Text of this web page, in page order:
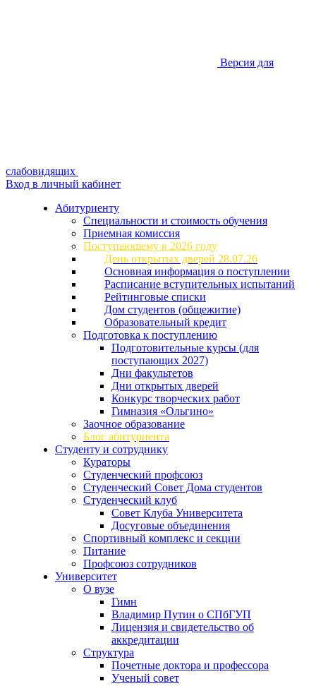
Версия для
слабовидящих
Вход в личный кабинет
Абитуриенту
Специальности и стоимость обучения
Приемная комиссия
Поступающему в 2026 году
День открытых дверей 28.07.26
Основная информация о поступлении
Расписание вступительных испытаний
Рейтинговые списки
Дом студентов (общежитие)
Образовательный кредит
Подготовка к поступлению
Подготовительные курсы (для
поступающих 2027)
Дни факультетов
Дни открытых дверей
Конкурс творческих работ
Гимназия «Ольгино»
Заочное образование
Блог абитуриента
Студенту и сотруднику
Кураторы
Студенческий профсоюз
Студенческий Совет Дома студентов
Студенческий клуб
Совет Клуба Университета
Досуговые объединения
Спортивный комплекс и секции
Питание
Профсоюз сотрудников
Университет
О вузе
Гимн
Владимир Путин о СПбГУП
Лицензия и свидетельство об
аккредитации
Структура
Почетные доктора и профессора
Ученый совет